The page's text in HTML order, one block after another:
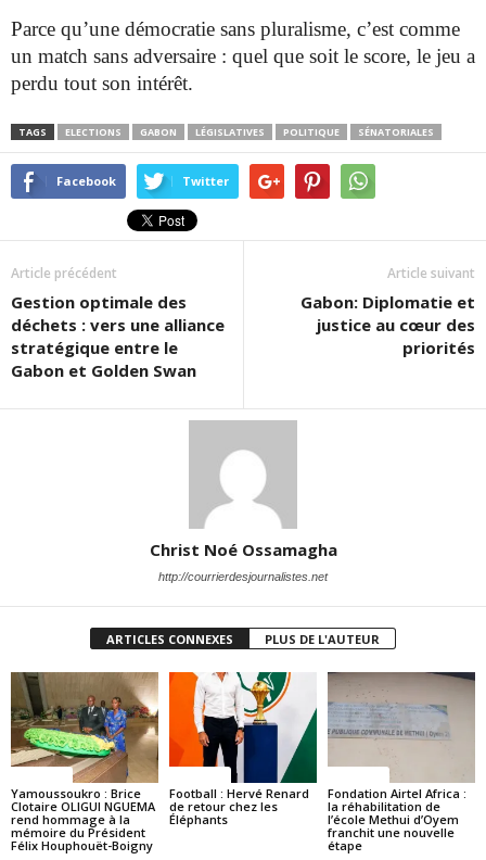
Parce qu’une démocratie sans pluralisme, c’est comme
un match sans adversaire : quel que soit le score, le jeu a
perdu tout son intérêt.
TAGS ELECTIONS GABON LÉGISLATIVES POLITIQUE SÉNATORIALES
Facebook Twitter
Article précédent
Gestion optimale des
déchets : vers une alliance
stratégique entre le
Gabon et Golden Swan
Article suivant
Gabon: Diplomatie et
justice au cœur des
priorités
Christ Noé Ossamagha
http://courrierdesjournalistes.net
ARTICLES CONNEXES PLUS DE L'AUTEUR
Yamoussoukro : Brice
Clotaire OLIGUI NGUEMA
rend hommage à la
mémoire du Président
Félix Houphouët-Boigny
Football : Hervé Renard
de retour chez les
Éléphants
Fondation Airtel Africa :
la réhabilitation de
l’école Methui d’Oyem
franchit une nouvelle
étape